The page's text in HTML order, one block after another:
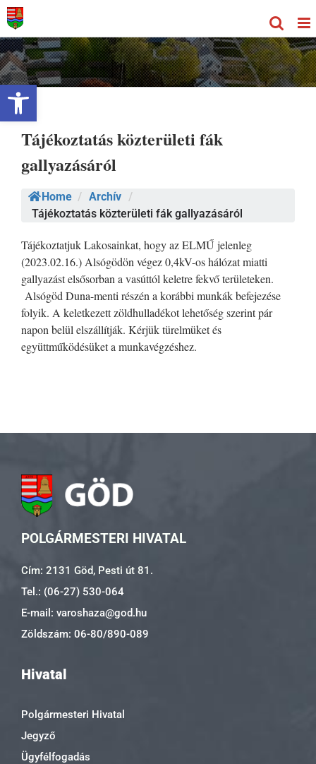
Eszköztár megnyitása
Kihagyás
Tájékoztatás közterületi fák
gallyazásáról
Home / Archív /
Tájékoztatás közterületi fák gallyazásáról
Tájékoztatjuk Lakosainkat, hogy az ELMŰ jelenleg
(2023.02.16.) Alsógödön végez 0,4kV-os hálózat miatti
gallyazást elsősorban a vasúttól keletre fekvő területeken.
Alsógöd Duna-menti részén a korábbi munkák befejezése
folyik. A keletkezett zöldhulladékot lehetőség szerint pár
napon belül elszállítják. Kérjük türelmüket és
együttműködésüket a munkavégzéshez.
POLGÁRMESTERI HIVATAL
Cím: 2131 Göd, Pesti út 81.
Tel.: (06-27) 530-064
E-mail: varoshaza@god.hu
Zöldszám: 06-80/890-089
Hivatal
Polgármesteri Hivatal
Jegyző
Ügyfélfogadás